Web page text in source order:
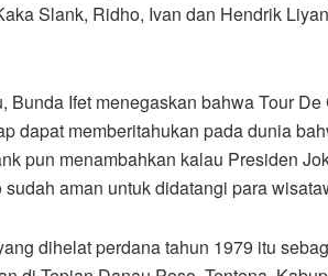
Slank, Ridho, Ivan dan Hendrik
Bunda Ifet menegaskan bahwa Tour
dapat memberitahukan pada dunia
pun menambahkan kalau Presiden
aman untuk didatangi para
dihelat perdana tahun 1979 itu